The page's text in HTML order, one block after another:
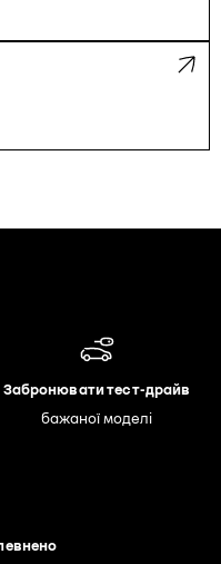
Забронювати тест-драйв
бажаної моделі